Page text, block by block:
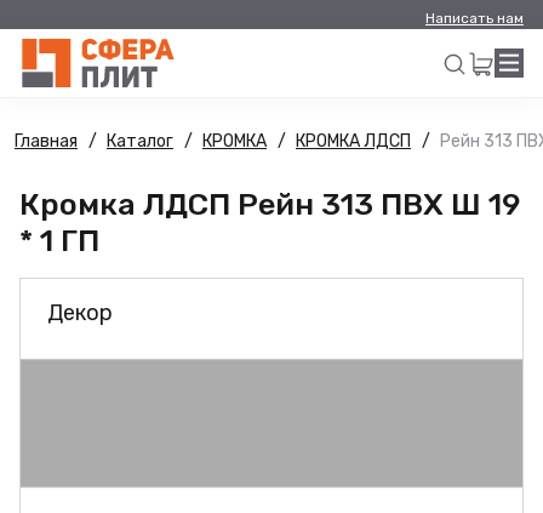
Написать нам
Искать
Главная Каталог КРОМКА КРОМКА ЛДСП Рейн 313
Кромка ЛДСП Рейн 313 ПВХ Ш 19
* 1 ГП
Декор